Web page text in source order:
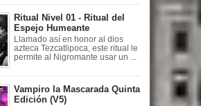
Ritual Nivel 01 - Ritual del
Espejo Humeante
Llamado así en honor al dios
azteca Tezcatlipoca, este ritual le
permite al Nigromante usar un ...
Vampiro la Mascarada Quinta
Edición (V5)